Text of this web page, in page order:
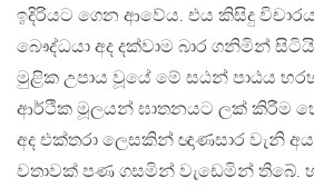
ඉදිරියට ගෙන ආවේය. එය කිසිදු
බෞද්ධයා අද දක්වාම බාර ගනිමින්
මුළික උපාය වූයේ මේ සඨන් පාඨය
ආර්ථික මූලයන් ඝාතනයට ලක් කිරීම
අද එක්තරා ලෙසකින් ඥාණසාර වැනි
වතාවක් පණ ගසමින් වැඩෙමින් තිබේ.